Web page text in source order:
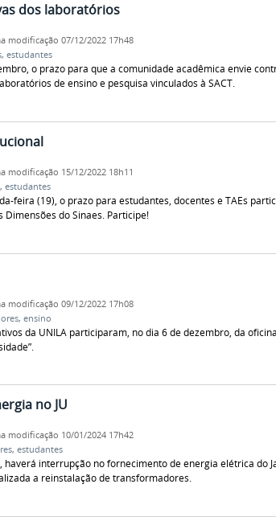
dos laboratórios
modificação 07/12/2022 17h48
, estudantes
o prazo para que a comunidade acadêmica envie
de ensino e pesquisa vinculados à SACT.
modificação 15/12/2022 18h11
, estudantes
feira (19), o prazo para estudantes, docentes e TAEs
do Sinaes. Participe!
modificação 09/12/2022 17h08
, ensino
da UNILA participaram, no dia 6 de dezembro, da
no JU
modificação 10/01/2024 17h42
, estudantes
haverá interrupção no fornecimento de energia elétrica do
a reinstalação de transformadores.